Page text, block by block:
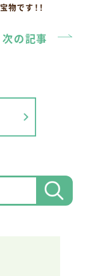
宝物です！！
次の記事